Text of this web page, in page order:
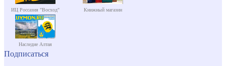
ИЦ Россазия "Восход" Книжный магазин
Наследие Алтая
Подписаться